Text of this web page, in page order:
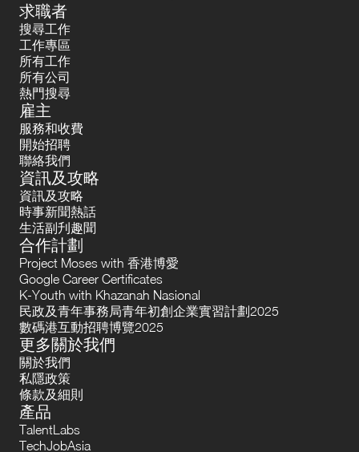
求職者
搜尋工作
工作專區
所有工作
所有公司
熱門搜尋
雇主
服務和收費
開始招聘
聯絡我們
資訊及攻略
資訊及攻略
時事新聞熱話
生活副刋趣聞
合作計劃
Project Moses with 香港博愛
Google Career Certificates
K-Youth with Khazanah Nasional
民政及青年事務局青年初創企業實習計劃2025
數碼港互動招聘博覽2025
更多關於我們
關於我們
私隱政策
條款及細則
產品
TalentLabs
TechJobAsia